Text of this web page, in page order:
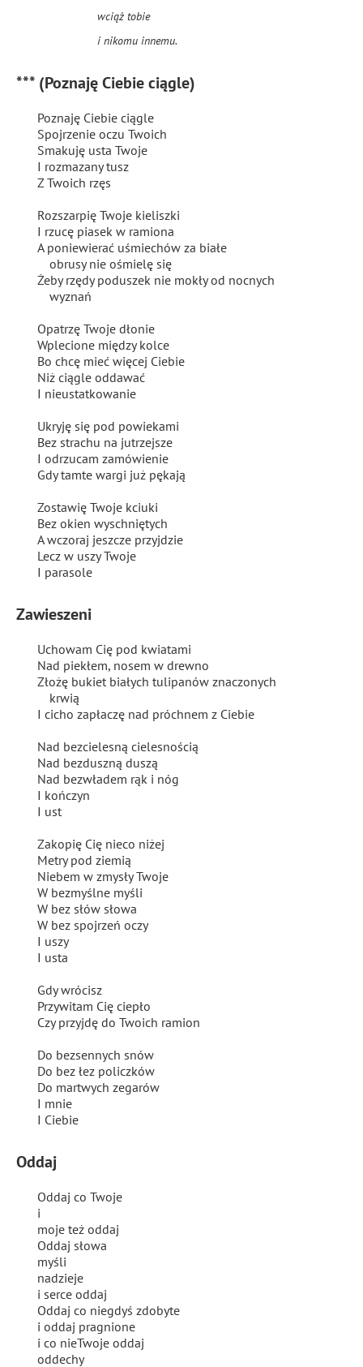
wciąż tobie
i nikomu innemu.
*** (Poznaję Ciebie ciągle)
Poznaję Ciebie ciągle
Spojrzenie oczu Twoich
Smakuję usta Twoje
I rozmazany tusz
Z Twoich rzęs
Rozszarpię Twoje kieliszki
I rzucę piasek w ramiona
A poniewierać uśmiechów za białe
obrusy nie ośmielę się
Żeby rzędy poduszek nie mokły od nocnych
wyznań
Opatrzę Twoje dłonie
Wplecione między kolce
Bo chcę mieć więcej Ciebie
Niż ciągle oddawać
I nieustatkowanie
Ukryję się pod powiekami
Bez strachu na jutrzejsze
I odrzucam zamówienie
Gdy tamte wargi już pękają
Zostawię Twoje kciuki
Bez okien wyschniętych
A wczoraj jeszcze przyjdzie
Lecz w uszy Twoje
I parasole
Zawieszeni
Uchowam Cię pod kwiatami
Nad piekłem, nosem w drewno
Złożę bukiet białych tulipanów znaczonych
krwią
I cicho zapłaczę nad próchnem z Ciebie
Nad bezcielesną cielesnością
Nad bezduszną duszą
Nad bezwładem rąk i nóg
I kończyn
I ust
Zakopię Cię nieco niżej
Metry pod ziemią
Niebem w zmysły Twoje
W bezmyślne myśli
W bez słów słowa
W bez spojrzeń oczy
I uszy
I usta
Gdy wrócisz
Przywitam Cię ciepło
Czy przyjdę do Twoich ramion
Do bezsennych snów
Do bez łez policzków
Do martwych zegarów
I mnie
I Ciebie
Oddaj
Oddaj co Twoje
i
moje też oddaj
Oddaj słowa
myśli
nadzieje
i serce oddaj
Oddaj co niegdyś zdobyte
i oddaj pragnione
i co nieTwoje oddaj
oddechy